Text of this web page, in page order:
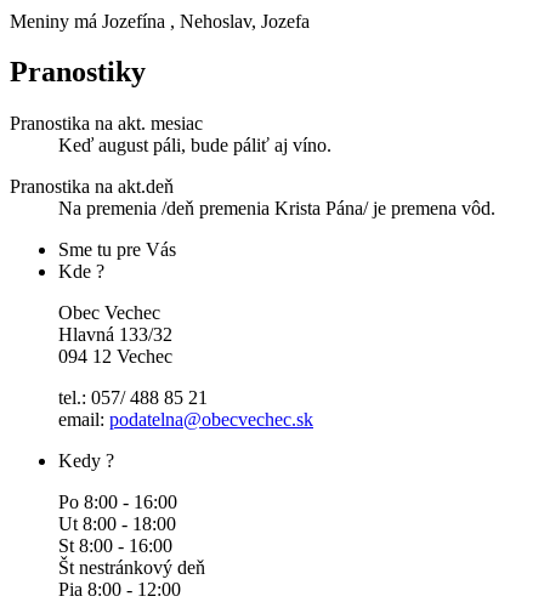
Meniny má Jozefína , Nehoslav, Jozefa
Pranostiky
Pranostika na akt. mesiac
Keď august páli, bude páliť aj víno.
Pranostika na akt.deň
Na premenia /deň premenia Krista Pána/ je premena vôd.
Sme tu pre Vás
Kde ?
Obec Vechec
Hlavná 133/32
094 12 Vechec
tel.: 057/ 488 85 21
email: podatelna@obecvechec.sk
Kedy ?
Po 8:00 - 16:00
Ut 8:00 - 18:00
St 8:00 - 16:00
Št nestránkový deň
Pia 8:00 - 12:00